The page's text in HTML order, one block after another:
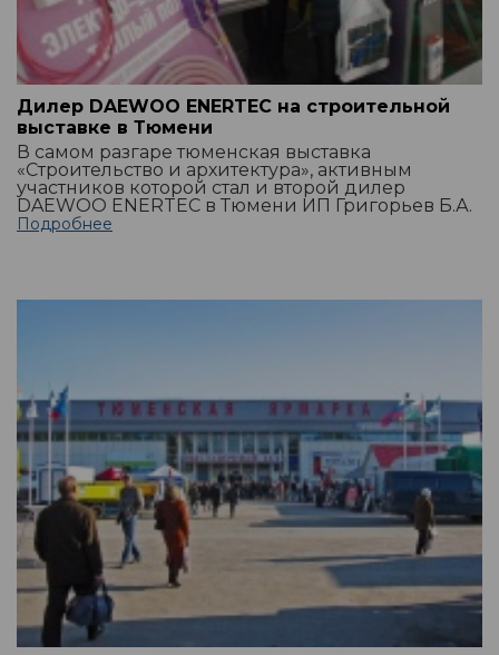
Дилер DAEWOO ENERTEC на строительной
выставке в Тюмени
В самом разгаре тюменская выставка
«Строительство и архитектура», активным
участников которой стал и второй дилер
DAEWOO ENERTEC в Тюмени ИП Григорьев Б.А.
Подробнее